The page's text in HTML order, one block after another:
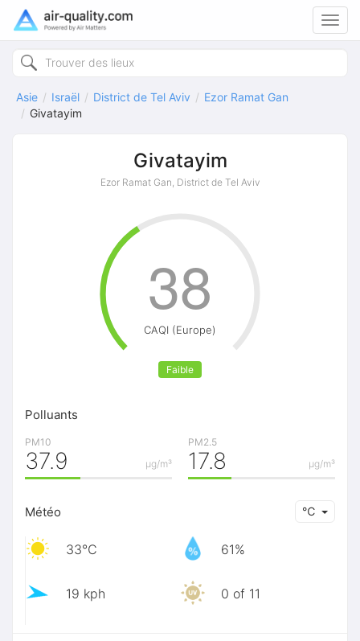
Asie Israël District de Tel Aviv
Ezor Ramat Gan
Givatayim
Givatayim
Ezor Ramat Gan, District de Tel Aviv
CAQI (Europe)
Faible
38
Polluants
PM10
μg/m³
37.9
PM2.5
μg/m³
17.8
Météo ℃
33℃ 61%
19 kph 0 of 11